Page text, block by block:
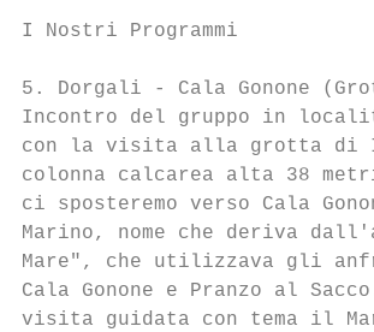
I Nostri Programmi
5. Dorgali - Cala Gonone
Incontro del gruppo in
con la visita alla grotta di
colonna calcarea alta 38
ci sposteremo verso Cala
Marino, nome che deriva
Mare", che utilizzava gli
Cala Gonone e Pranzo al
visita guidata con tema il